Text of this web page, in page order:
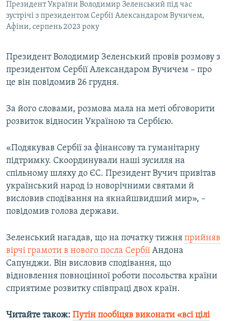
КРИМ РЕАЛІЇ
РУС
УКР
КТАТ
Усі сайти RFE/RL
Президент України Володимир Зеленський під час
зустрічі з президентом Сербії Александаром Вучичем,
Афіни, серпень 2023 року
Президент Володимир Зеленський провів розмову з
президентом Сербії Александаром Вучичем – про
це він повідомив 26 грудня.
За його словами, розмова мала на меті обговорити
розвиток відносин Україною та Сербією.
«Подякував Сербії за фінансову та гуманітарну
підтримку. Скоординували наші зусилля на
спільному шляху до ЄС. Президент Вучич привітав
український народ із новорічними святами й
висловив сподівання на якнайшвидший мир», –
повідомив голова держави.
Зеленський нагадав, що на початку тижня прийняв
вірчі грамоти в нового посла Сербії Андона
Сапунджи. Він висловив сподівання, що
відновлення повноцінної роботи посольства країни
сприятиме розвитку співпраці двох країн.
Читайте також: Путін пообіцяв виконати «всі цілі